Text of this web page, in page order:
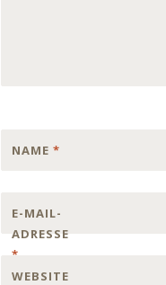
NAME*
E-MAIL-
ADRESSE
*
WEBSITE